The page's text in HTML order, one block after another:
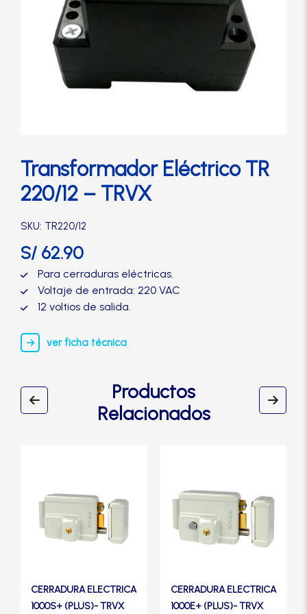
Cerradura de Sobreponer
Cerradura eléctrica
Cerraduras Digitales
Cerrojos
Cierrapuertas
Manijas
Otros
Perillas
SCOLTA
Transformador Eléctrico TR
220/12 – TRVX
SKU: TR220/12
S/ 62.90
Para cerraduras eléctricas.
Voltaje de entrada: 220 VAC
12 voltios de salida.
ver ficha técnica
Productos
Relacionados
CERRADURA ELECTRICA
1000S+ (PLUS)- TRVX
tiene
múltiples
variantes.
se
pueden
CERRADURA ELECTRICA
1000E+ (PLUS)- TRVX
producto
múltiples
variantes.
se
pueden